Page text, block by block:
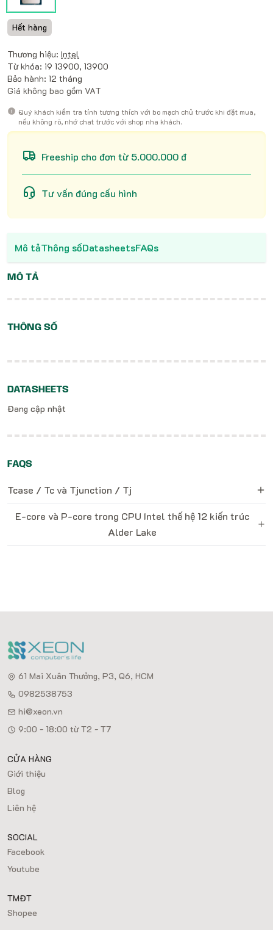
Hết hàng
Thương hiệu: Intel
Từ khóa: i9 13900, 13900
Bảo hành: 12 tháng
Giá không bao gồm VAT
Quý khách kiểm tra tính tương thích với bo mạch chủ trước khi đặt mua,
nếu không rõ, nhớ chat trước với shop nha khách.
Freeship cho đơn từ 5.000.000 đ
Tư vấn đúng cấu hình
Mô tảThông sốDatasheetsFAQs
MÔ TẢ
THÔNG SỐ
DATASHEETS
Đang cập nhật
FAQS
Tcase / Tc và Tjunction / Tj
E-core và P-core trong CPU Intel thế hệ 12 kiến trúc
Alder Lake
61 Mai Xuân Thưởng, P3, Q6, HCM
0982538753
hi@xeon.vn
9:00 - 18:00 từ T2 - T7
CỬA HÀNG
Giới thiệu
Blog
Liên hệ
SOCIAL
Facebook
Youtube
TMĐT
Shopee